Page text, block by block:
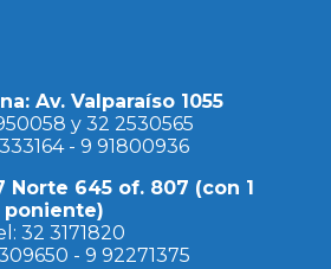
Av. Valparaíso 1055
y 32 2530565
- 9 91800936
Norte 645 of. 807 (con 1
poniente)
32 3171820
-9 92271375